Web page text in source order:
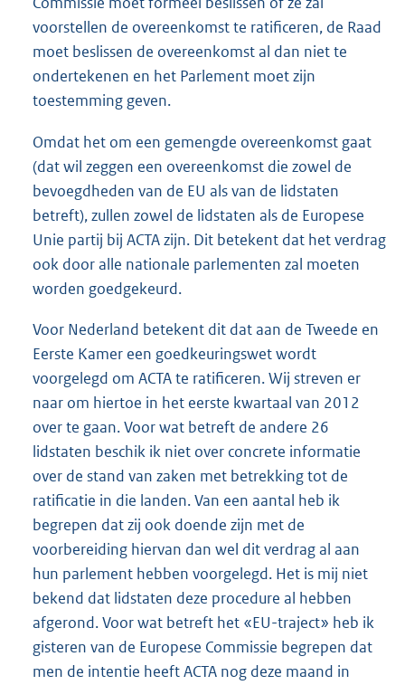
voorstellen de overeenkomst te ratificeren, de Raad
moet beslissen de overeenkomst al dan niet te
ondertekenen en het Parlement moet zijn
toestemming geven.
Omdat het om een gemengde overeenkomst gaat
(dat wil zeggen een overeenkomst die zowel de
bevoegdheden van de EU als van de lidstaten
betreft), zullen zowel de lidstaten als de Europese
Unie partij bij ACTA zijn. Dit betekent dat het verdrag
ook door alle nationale parlementen zal moeten
worden goedgekeurd.
Voor Nederland betekent dit dat aan de Tweede en
Eerste Kamer een goedkeuringswet wordt
voorgelegd om ACTA te ratificeren. Wij streven er
naar om hiertoe in het eerste kwartaal van 2012
over te gaan. Voor wat betreft de andere 26
lidstaten beschik ik niet over concrete informatie
over de stand van zaken met betrekking tot de
ratificatie in die landen. Van een aantal heb ik
begrepen dat zij ook doende zijn met de
voorbereiding hiervan dan wel dit verdrag al aan
hun parlement hebben voorgelegd. Het is mij niet
bekend dat lidstaten deze procedure al hebben
afgerond. Voor wat betreft het «EU-traject» heb ik
gisteren van de Europese Commissie begrepen dat
men de intentie heeft ACTA nog deze maand in